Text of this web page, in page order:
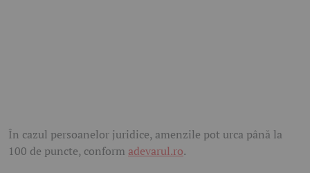
În cazul persoanelor juridice, amenzile pot urca până la
100 de puncte, conform adevarul.ro.